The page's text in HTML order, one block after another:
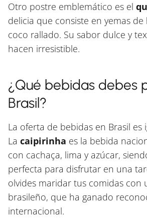
Otro postre emblemático es el
delicia que consiste en yemas de
coco rallado. Su sabor dulce y
hacen irresistible.
¿Qué bebidas debes
Brasil?
La oferta de bebidas en Brasil es
La caipirinha es la bebida
con cachaça, lima y azúcar,
perfecta para disfrutar en una
olvides maridar tus comidas con
brasileño, que ha ganado
internacional.